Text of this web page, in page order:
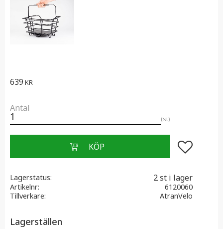
639 KR
Antal
st
Lägg till i
Lagerstatus 2 st i lager
Artikelnr
6120060
Tillverkare
AtranVelo
Lagerställen